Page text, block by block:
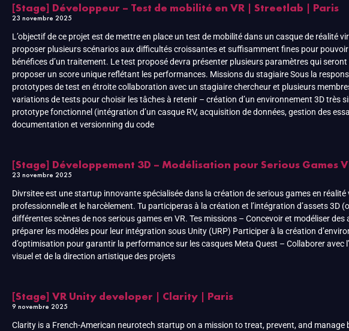
[Stage] Développeur – Test de mobilité en VR | Streetlab | Paris
23 novembre 2025
L’objectif de ce projet est de mettre en place un test de mobilité dans un casque de réalité
proposer plusieurs scénarios aux difficultés croissantes et suffisamment fines pour
bénéfices d’un traitement. Le test proposé devra présenter plusieurs paramètres qui
proposer un score unique reflétant les performances. Missions du stagiaire Sous la
prototypes de test en étroite collaboration avec un stagiaire chercheur et plusieurs
variations de tests pour choisir les tâches à retenir – création d’un environnement 3D très
prototype fonctionnel (intégration d’un casque RV, acquisition de données, gestion des
documentation et versionning du code
[Stage] Développement 3D – Modélisation pour Serious Games
23 novembre 2025
Divrsitee est une startup innovante spécialisée dans la création de serious games en
professionnelle et le harcèlement. Tu participeras à la création et l’intégration d’assets
différentes scènes de nos serious games en VR. Tes missions – Concevoir et modéliser
préparer les modèles pour leur intégration sous Unity (URP) Participer à la création
d’optimisation pour garantir la performance sur les casques Meta Quest – Collaborer
visuel et de la direction artistique des projets
[Stage] VR Unity developer | Clarity | Paris
9 novembre 2025
Clarity is a French-American neurotech startup on a mission to treat, prevent, and